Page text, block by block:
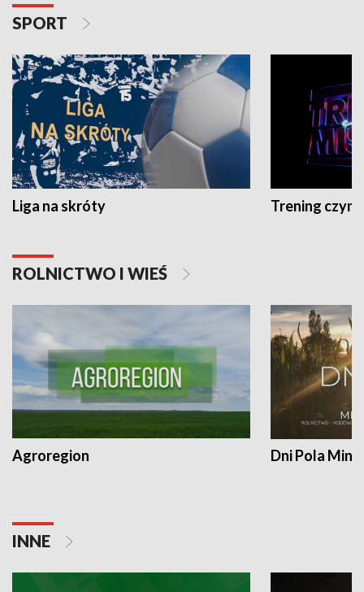
SPORT
Liga na skróty Trening czyni
ROLNICTWO I WIEŚ
Agroregion Dni Pola
INNE